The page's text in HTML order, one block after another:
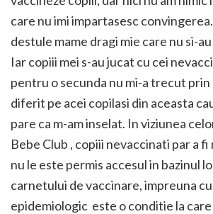
care nu imi impartasesc
destule mame dragi mie care nu si-
Iar copiii mei s-au jucat cu cei
pentru o secunda nu mi-a trecut prin
diferit pe acei copilasi din aceasta
pare ca m-am inselat. In viziunea
Bebe Club , copiii nevaccinati par a
nu le este permis accesul in bazinul
carnetului de vaccinare, impreuna
epidemiologic este o conditie la